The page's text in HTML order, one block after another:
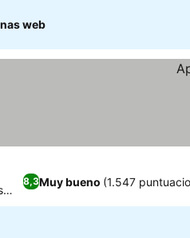
web
8,3Muy bueno (1.547